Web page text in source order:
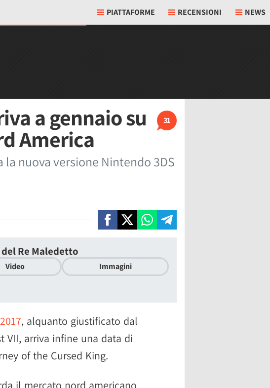
PIATTAFORME RECENSIONI NEWS
31
a gennaio su
America
nuova versione Nintendo 3DS
del Re Maledetto
Video Immagini
, alquanto giustificato dal
VII, arriva infine una data di
of the Cursed King.
il mercato nord americano,